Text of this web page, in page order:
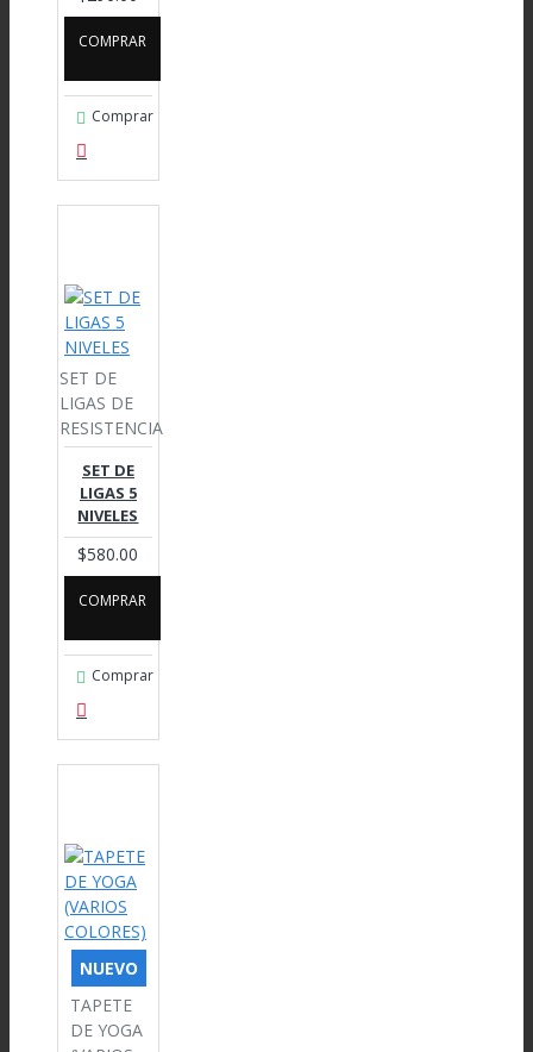
COMPRAR
Comprar
SET DE
LIGAS DE
RESISTENCIA
SET DE
LIGAS 5
NIVELES
$580.00
COMPRAR
Comprar
NUEVO
TAPETE
DE YOGA